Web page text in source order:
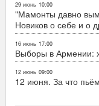
29 июнь 10:00
"Мамонты давно
Новиков о себе и о
16 июнь 17:00
Выборы в Армении:
12 июнь 09:00
12 июня. За что